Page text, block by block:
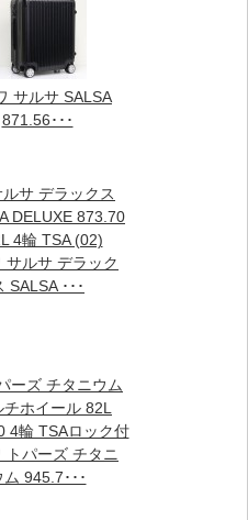
サルサ SALSA
871.56･･･
サルサ デラック
SALSA ･･･
トパーズ チタニ
ム 945.7･･･